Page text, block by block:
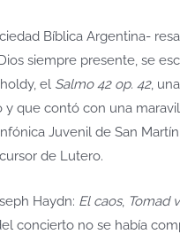
Bíblica Argentina-
siempre presente, se
el Salmo 42 op. 42,
que contó con una
Juvenil de San
de Lutero.
Haydn: El caos, Tomad
concierto no se había